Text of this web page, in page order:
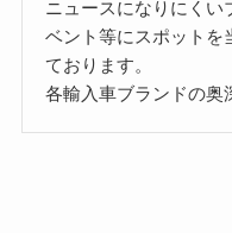
ニュースになりにくい
ベント等にスポットを
ております。
各輸入車ブランドの奥